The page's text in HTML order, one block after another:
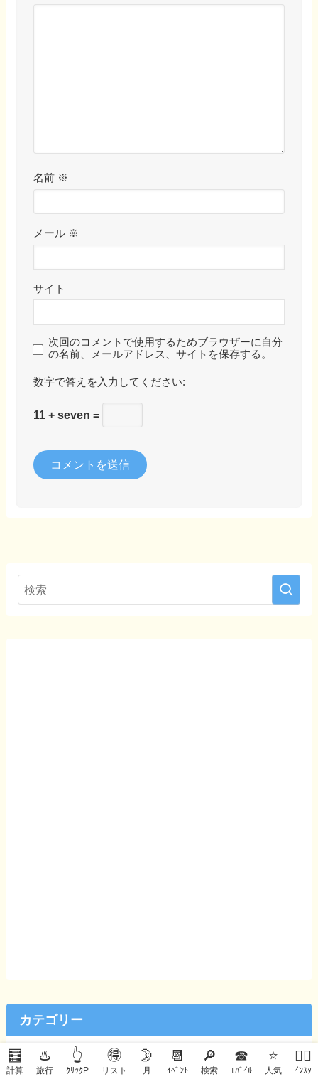
🧮
計算
♨️
旅行
👆
ｸﾘｯｸP
🉐
リスト
🌛
月
📆
ｲﾍﾞﾝﾄ
🔎
検索
☎
ﾓﾊﾞｲﾙ
⭐
人気
🙋‍♀️
ｲﾝｽﾀ
名前 ※
メール ※
サイト
次回のコメントで使用するためブラウザーに自分
の名前、メールアドレス、サイトを保存する。
数字で答えを入力してください:
11 + seven =
カテゴリー
お得な生活術 (47)